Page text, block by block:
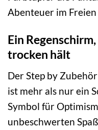
Abenteuer im
Ein
trocken hält
Der Step by
ist mehr als nur ein
Symbol für
unbeschwerten